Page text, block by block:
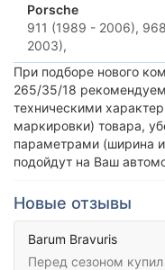
Porsche
911 (1989 - 2006),
2003),
При подборе нового
265/35/18
техническими
маркировки) товара,
параметрами (ширина
подойдут на Ваш
Новые отзывы
Barum Bravuris
Перед сезоном